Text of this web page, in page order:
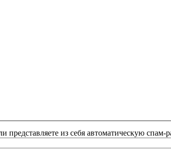
того, чтобы выяснить, являетесь ли Вы человеком или представляете из себя